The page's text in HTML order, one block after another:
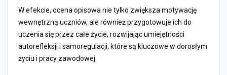
W efekcie, ocena opisowa nie tylko zwiększa motywację
wewnętrzną uczniów, ale również przygotowuje ich do
uczenia się przez całe życie, rozwijając umiejętności
autorefleksji i samoregulacji, które są kluczowe w dorosłym
życiu i pracy zawodowej.